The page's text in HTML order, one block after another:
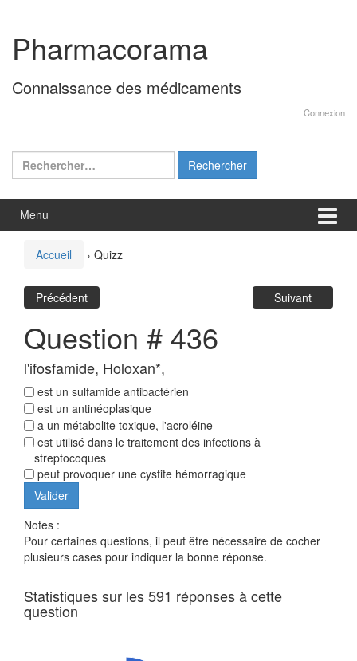
contenu
menu
principal
Pharmacorama
Connaissance des médicaments
Connexion
Rechercher :
Menu
Accueil › Quizz
Précédent Suivant
Question # 436
l'ifosfamide, Holoxan*,
est un sulfamide antibactérien
est un antinéoplasique
a un métabolite toxique, l'acroléine
est utilisé dans le traitement des infections à
streptocoques
peut provoquer une cystite hémorragique
Notes :
Pour certaines questions, il peut être nécessaire de cocher
plusieurs cases pour indiquer la bonne réponse.
Statistiques sur les 591 réponses à cette
question